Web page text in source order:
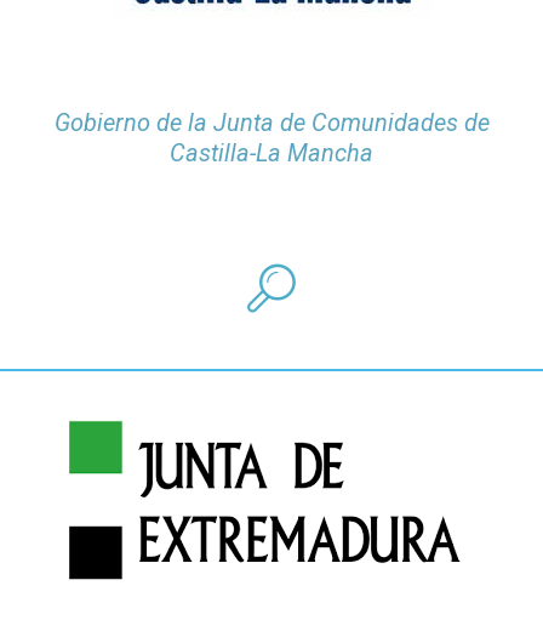
Gobierno de la Junta de Comunidades de
Castilla-La Mancha